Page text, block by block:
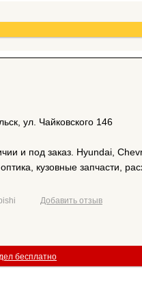
ул. Чайковского 146
и под заказ. Hyundai,
кузовные запчасти,
Добавить отзыв
бесплатно